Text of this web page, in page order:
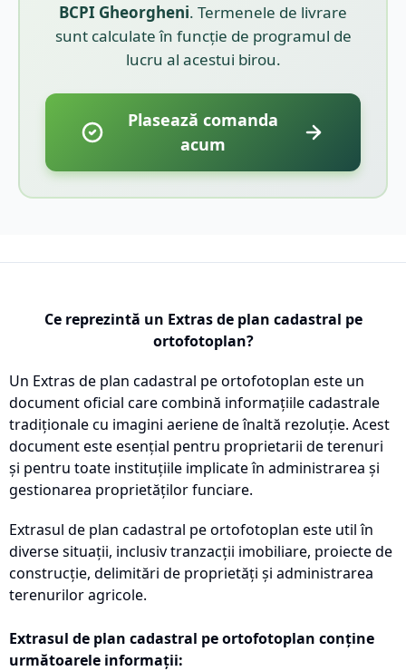
BCPI Gheorgheni. Termenele de livrare
sunt calculate în funcție de programul de
lucru al acestui birou.
Plasează comanda
acum
Ce reprezintă un Extras de plan cadastral pe
ortofotoplan?
Un Extras de plan cadastral pe ortofotoplan este un
document oficial care combină informațiile cadastrale
tradiționale cu imagini aeriene de înaltă rezoluție. Acest
document este esențial pentru proprietarii de terenuri
și pentru toate instituțiile implicate în administrarea și
gestionarea proprietăților funciare.
Extrasul de plan cadastral pe ortofotoplan este util în
diverse situații, inclusiv tranzacții imobiliare, proiecte de
construcție, delimitări de proprietăți și administrarea
terenurilor agricole.
Extrasul de plan cadastral pe ortofotoplan conține
următoarele informații: